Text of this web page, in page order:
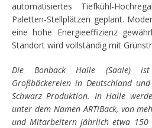
automatisiertes Tiefkühl-
Paletten-Stellplätzen geplant.
eine hohe Energieeffizienz
Standort wird vollständig mit
Die Bonback Halle (Saale)
Großbäckereien in Deutschland
Schwarz Produktion. In Halle
unter dem Namen ARTiBack, von
und Mitarbeitern jährlich etwa 150